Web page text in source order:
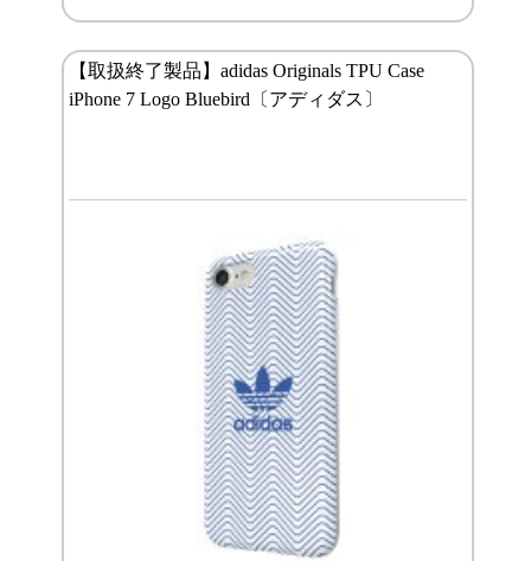
【取扱終了製品】adidas Originals TPU Case
iPhone 7 Logo Bluebird〔アディダス〕